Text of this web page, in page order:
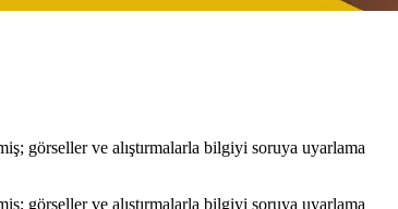
görseller ve alıştırmalarla bilgiyi soruya uyarlama
görseller ve alıştırmalarla bilgiyi soruya uyarlama